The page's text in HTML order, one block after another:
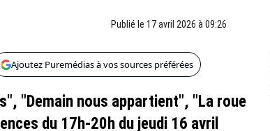
Publié le 17 avril 2026 à 09:26
Ajoutez Puremédias à vos sources préférées
"Demain nous appartient", "La roue
du 17h-20h du jeudi 16 avril